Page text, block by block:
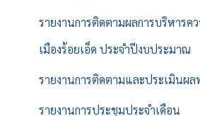
รายงานการติดตามผลการบริหารค
เมืองร้อยเอ็ด ประจำปีงบประมาณ
รายงานการติดตามและประเมินผ
รายงานการประชุมประจำเดือน